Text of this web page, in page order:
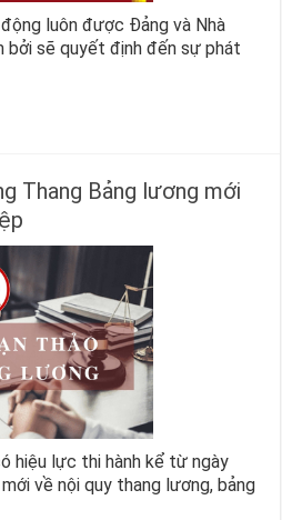
luôn được Đảng và Nhà
bởi sẽ quyết định đến sự phát
Thang Bảng lương mới
hiệu lực thi hành kể từ ngày
về nội quy thang lương, bảng